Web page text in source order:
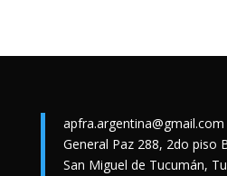
apfra.argentina@gmail.com
General Paz 288, 2do piso
San Miguel de Tucumán,